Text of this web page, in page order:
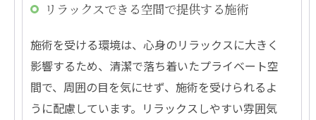
リラックスできる空間で提供する施術
施術を受ける環境は、心身のリラックスに大きく
影響するため、清潔で落ち着いたプライベート空
間で、周囲の目を気にせず、施術を受けられるよ
うに配慮しています。リラックスしやすい雰囲気